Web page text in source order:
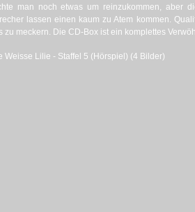
man noch etwas um reinzukommen, aber
lassen einen kaum zu Atem kommen.
zu meckern. Die CD-Box ist ein komplettes
Weisse Lilie - Staffel 5 (Hörspiel) (4 Bilder)